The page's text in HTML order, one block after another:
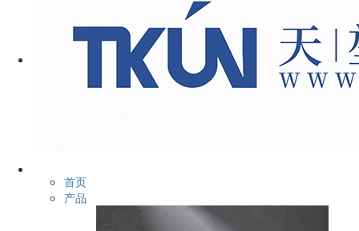
首页
产品